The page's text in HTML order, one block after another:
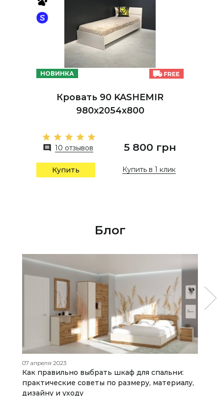
НОВИНКА
Кровать 90 KASHEMIR
980х2054х800
10 отзывов 5 800 грн
Купить Купить в 1 клик
Блог
07 апреля 2023
Как правильно выбрать шкаф для спальни:
практические советы по размеру, материалу,
дизайну и уходу